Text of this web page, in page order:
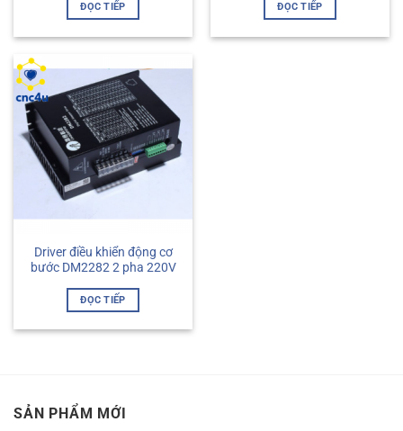
ĐỌC TIẾP ĐỌC TIẾP
Driver điều khiển động cơ
bước DM2282 2 pha 220V
ĐỌC TIẾP
SẢN PHẨM MỚI